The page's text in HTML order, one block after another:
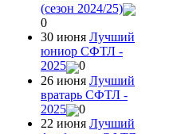
(сезон 2024/25)
0
30 июня Лучший
юниор СФТЛ -
2025
0
26 июня Лучший
вратарь СФТЛ -
2025
0
22 июня Лучший